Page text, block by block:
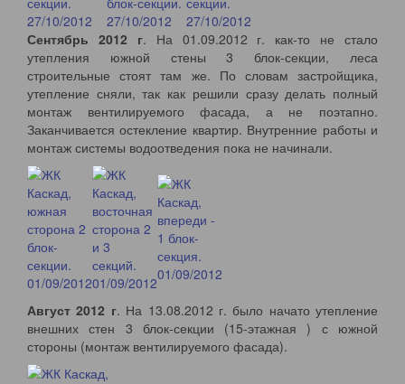
Сентябрь 2012 г. На 01.09.2012 г. как-то не стало
утепления южной стены 3 блок-секции, леса
строительные стоят там же. По словам застройщика,
утепление сняли, так как решили сразу делать полный
монтаж вентилируемого фасада, а не поэтапно.
Заканчивается остекление квартир. Внутренние работы и
монтаж системы водоотведения пока не начинали.
Август 2012 г. На 13.08.2012 г. было начато утепление
внешних стен 3 блок-секции (15-этажная ) с южной
стороны (монтаж вентилируемого фасада).